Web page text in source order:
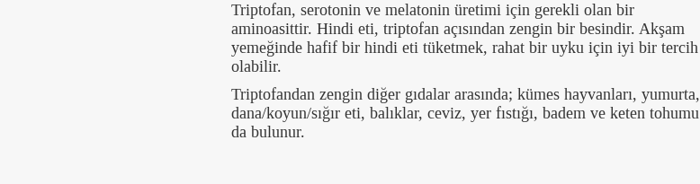
Triptofan, serotonin ve melatonin üretimi için gerekli olan bir
aminoasittir. Hindi eti, triptofan açısından zengin bir besindir. Akşam
yemeğinde hafif bir hindi eti tüketmek, rahat bir uyku için iyi bir tercih
olabilir.
Triptofandan zengin diğer gıdalar arasında; kümes hayvanları, yumurta,
dana/koyun/sığır eti, balıklar, ceviz, yer fıstığı, badem ve keten tohumu
da bulunur.